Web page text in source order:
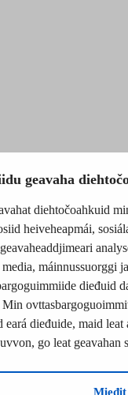
geavaha
diehtočoahkuid
heiveheapmái,
media, máinnussuorggi
dieđuid
eará dieđuide, maid
go leat geavahan
Mieđit